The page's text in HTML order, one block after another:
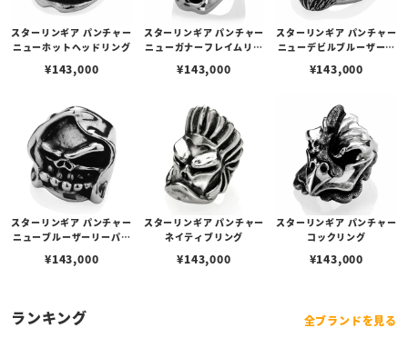
スターリンギア パンチャー
ニューホットヘッドリング
¥143,000
スターリンギア パンチャー
ニューガナーフレイムリン
¥143,000
スターリンギア パンチャー
ニューデビルブルーザーリ
¥143,000
スターリンギア パンチャー
ニューブルーザーリーパー
¥143,000
スターリンギア パンチャー
ネイティブリング
¥143,000
スターリンギア パンチャー
コックリング
¥143,000
ランキング 全ブランドを見る